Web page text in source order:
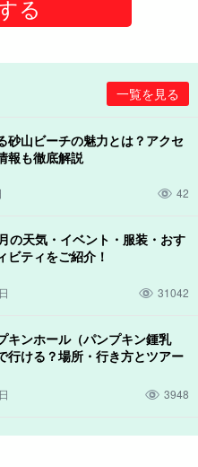
一覧を見る
砂山ビーチの魅力とは？アクセ
報も徹底解説
42
の天気・イベント・服装・おす
ビティをご紹介！
31042
キンホール（パンプキン鍾乳
行ける？場所・行き方とツアー
3948